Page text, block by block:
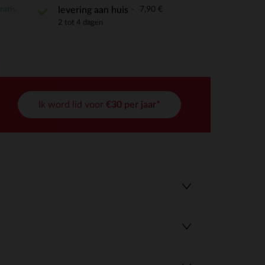
aan te passen en te beheren, en zorgt ervoor dat aan
levering aan huis 7,90 €
2 tot 4 dagen
Ik word lid voor €30 per jaar*